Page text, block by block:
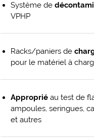
Système de
VPHP
Racks/paniers de
pour le matériel à
Approprié au test de
ampoules, seringues,
et autres